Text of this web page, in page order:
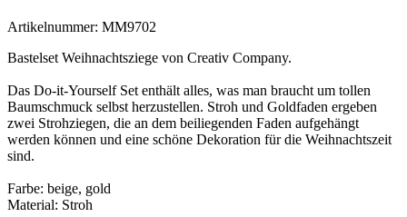
Artikelnummer: MM9702
Bastelset Weihnachtsziege von Creativ Company.
Das Do-it-Yourself Set enthält alles, was man braucht um tollen
Baumschmuck selbst herzustellen. Stroh und Goldfaden ergeben
zwei Strohziegen, die an dem beiliegenden Faden aufgehängt
werden können und eine schöne Dekoration für die Weihnachtszeit
sind.
Farbe: beige, gold
Material: Stroh